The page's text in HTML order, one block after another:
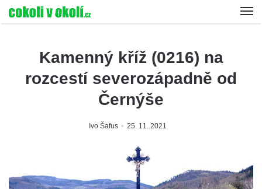
Kamenný kříž (0216) na
rozcestí severozápadně od
Černýše
Ivo Šafus 25. 11. 2021